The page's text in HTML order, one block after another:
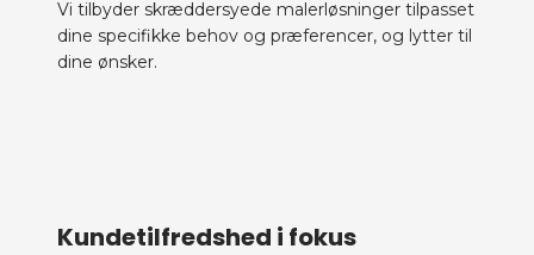
Vi tilbyder skræddersyede malerløsninger tilpasset
dine specifikke behov og præferencer, og lytter til
dine ønsker.
​Kundetilfredshed i fokus